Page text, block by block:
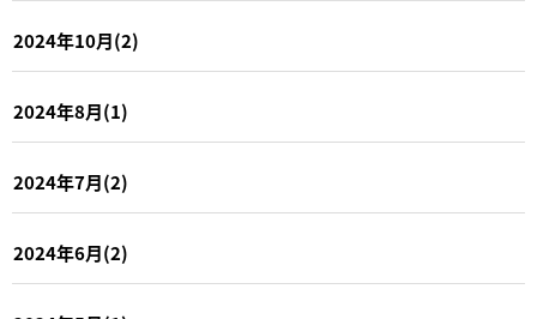
2024年10月(2)
2024年8月(1)
2024年7月(2)
2024年6月(2)